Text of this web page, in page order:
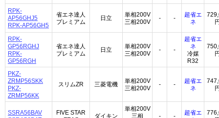
RPK-
AP56GHJ5
RPK-AP56GH5
省エネ達人
プレミアム
日立
単相200V
三相200V
- -
超省エ
ネ
RPK-
GP56RGHJ
RPK-
GP56RGH
省エネ達人
プレミアム
日立
単相200V
三相200V
- -
超省エ
ネ
冷媒
R32
PKZ-
ZRMP56SKK
PKZ-
ZRMP56KK
スリムZR 三菱電機
単相200V
三相200V
- -
超省エ
ネ
SSRA56BAV
FIVE STAR
ダイキン
単相200V
三相
- -
超省エ